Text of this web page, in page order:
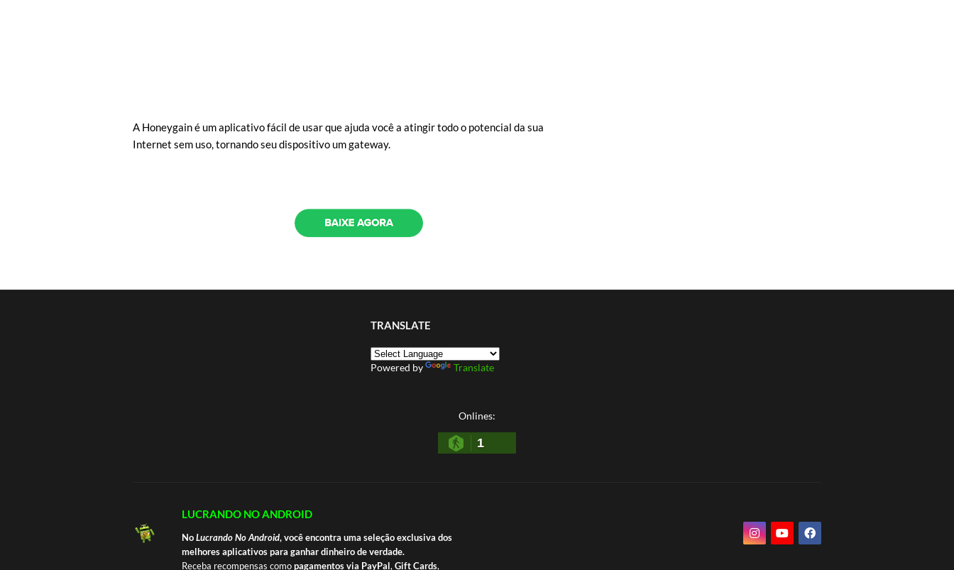
A Honeygain é um aplicativo fácil de usar que ajuda você a atingir todo o potencial da sua
Internet sem uso, tornando seu dispositivo um gateway.
TRANSLATE
Powered by Translate
Onlines:
1
LUCRANDO NO ANDROID
NoLucrando No Android, você encontra uma seleção exclusiva dos
melhores aplicativos para ganhar dinheiro de verdade.
Receba recompensas comopagamentos via PayPal, Gift Cards,